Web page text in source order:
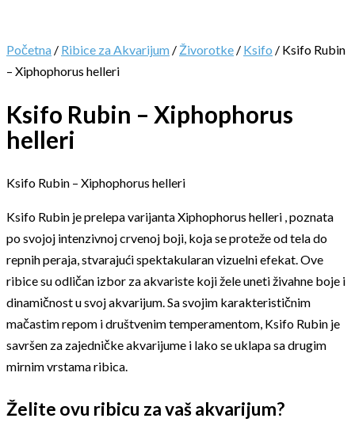
Početna / Ribice za Akvarijum / Živorotke / Ksifo / Ksifo Rubin
– Xiphophorus helleri
Ksifo Rubin – Xiphophorus
helleri
Ksifo Rubin – Xiphophorus helleri
Ksifo Rubin je prelepa varijanta Xiphophorus helleri , poznata
po svojoj intenzivnoj crvenoj boji, koja se proteže od tela do
repnih peraja, stvarajući spektakularan vizuelni efekat. Ove
ribice su odličan izbor za akvariste koji žele uneti živahne boje i
dinamičnost u svoj akvarijum. Sa svojim karakterističnim
mačastim repom i društvenim temperamentom, Ksifo Rubin je
savršen za zajedničke akvarijume i lako se uklapa sa drugim
mirnim vrstama ribica.
Želite ovu ribicu za vaš akvarijum?